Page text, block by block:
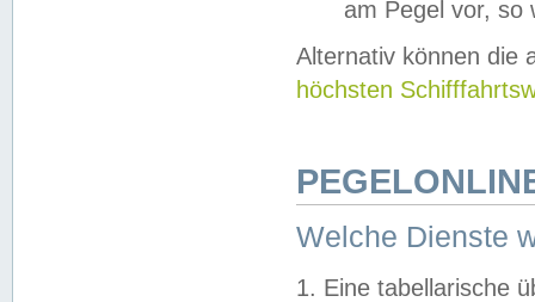
am Pegel vor,
Alternativ können die
höchsten
Welche Dienste
1. Eine tabellarische